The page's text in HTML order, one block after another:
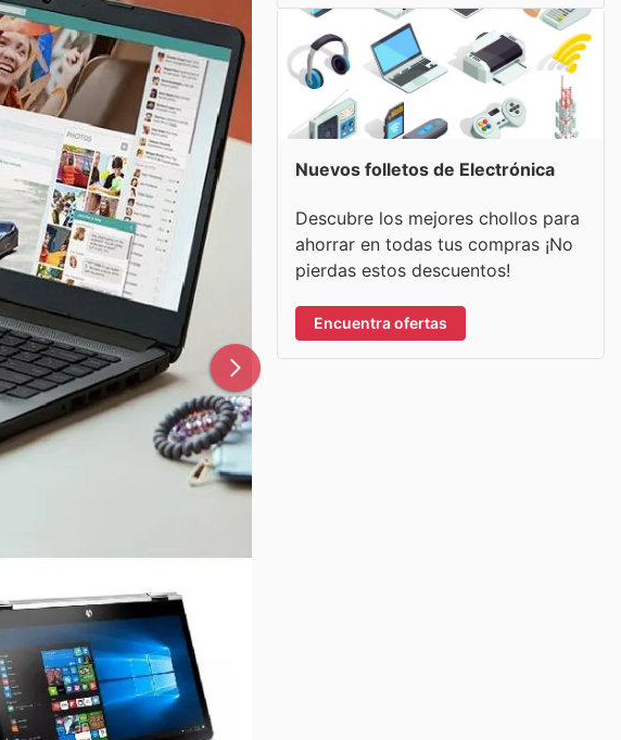
Nuevos folletos de Electrónica
Descubre los mejores chollos para
ahorrar en todas tus compras ¡No
pierdas estos descuentos!
Encuentra ofertas